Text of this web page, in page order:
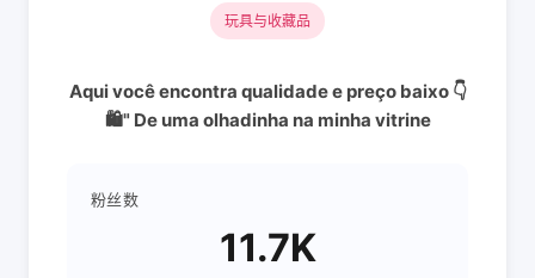
玩具与收藏品
Aqui você encontra qualidade e preço baixo 👇
🛍️" De uma olhadinha na minha vitrine
粉丝数
11.7K